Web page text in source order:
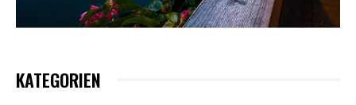
KATEGORIEN